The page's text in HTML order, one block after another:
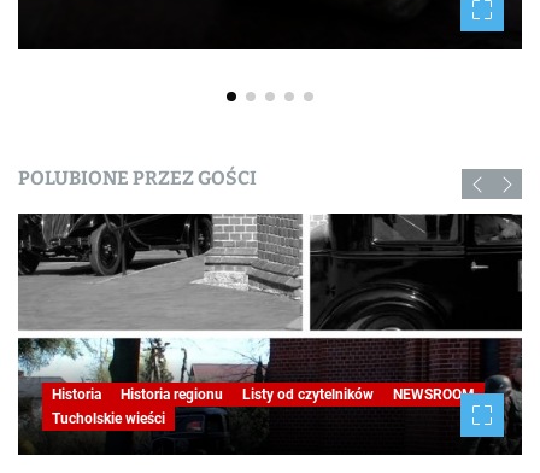
POLUBIONE PRZEZ GOŚCI
Historia Historia regionu Listy od czytelników
NEWSROOM
Tucholskie wieści